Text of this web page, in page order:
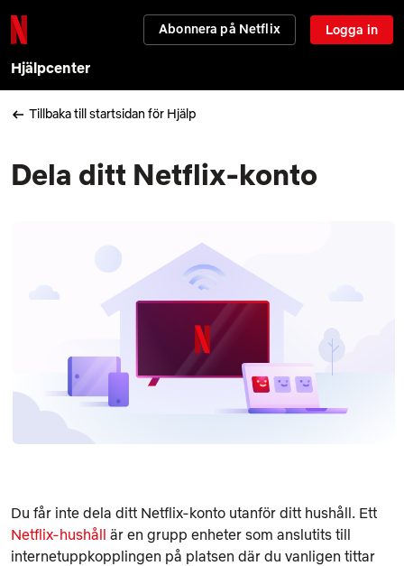
Abonnera på Netflix Logga in
Hjälpcenter
Tillbaka till startsidan för Hjälp
Dela ditt Netflix-konto
Du får inte dela ditt Netflix‑konto utanför ditt hushåll. Ett
Netflix‑hushåll är en grupp enheter som anslutits till
internetuppkopplingen på platsen där du vanligen tittar